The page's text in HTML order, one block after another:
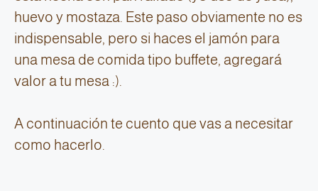
huevo y mostaza. Este paso obviamente no es
indispensable, pero si haces el jamón para
una mesa de comida tipo buffete, agregará
valor a tu mesa :).
A continuación te cuento que vas a necesitar
como hacerlo.